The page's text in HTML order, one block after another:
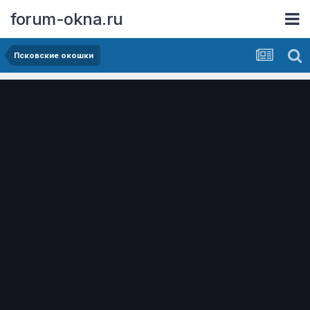
forum-okna.ru
Псковские окошки